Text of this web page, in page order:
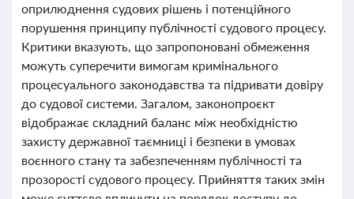
оприлюднення судових рішень і потенційного
порушення принципу публічності судового процесу.
Критики вказують, що запропоновані обмеження
можуть суперечити вимогам кримінального
процесуального законодавства та підривати довіру
до судової системи. Загалом, законопроєкт
відображає складний баланс між необхідністю
захисту державної таємниці і безпеки в умовах
воєнного стану та забезпеченням публічності та
прозорості судового процесу. Прийняття таких змін